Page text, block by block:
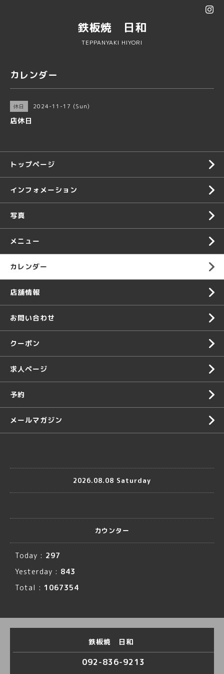
鉄板焼 日和
TEPPANYAKI HIYORI
カレンダー
休日 2024-11-17 (Sun)
店休日
トップページ
インフォメーション
写真
メニュー
カレンダー
店舗情報
お問い合わせ
クーポン
求人ページ
予約
メールマガジン
2026.08.08 Saturday
カウンター
Today : 297
Yesterday : 843
Total : 1067354
鉄板焼 日和
092-836-9213